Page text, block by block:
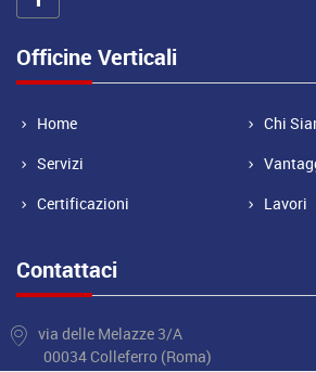
Officine Verticali
Home
Chi
Servizi
Certificazioni
Lavori
Contattaci
via delle Melazze 3/A
00034 Colleferro (Roma)